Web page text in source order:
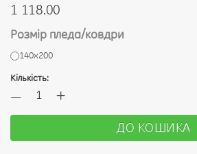
1 118.00
Розмір пледа/ковдри
140х200
Кількість:
— +
ДО КОШИКА